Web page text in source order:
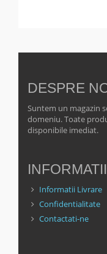
DESPRE
Suntem un magazin
domeniu. Toate
disponibile imediat.
INFORMATII
Informatii Livrare
Confidentialitate
Contactati-ne